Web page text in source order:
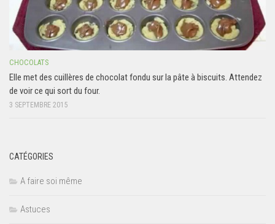
CHOCOLATS
Elle met des cuillères de chocolat fondu sur la pâte à biscuits. Attendez
de voir ce qui sort du four.
3 SEPTEMBRE 2015
CATÉGORIES
A faire soi même
Astuces